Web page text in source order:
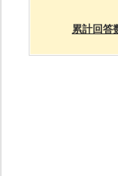
累計回答